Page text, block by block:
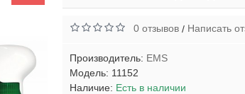
0 отзывов/ Написать
Производитель: EMS
Модель: 11152
Наличие: Есть в наличии